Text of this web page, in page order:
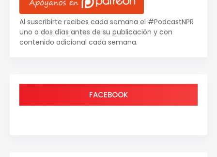
Al suscribirte recibes cada semana el #PodcastNPR
uno o dos días antes de su publicación y con
contenido adicional cada semana.
FACEBOOK